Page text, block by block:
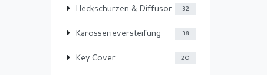
Heckschürzen & Diffusor 32
Karosserieversteifung 38
Key Cover 20